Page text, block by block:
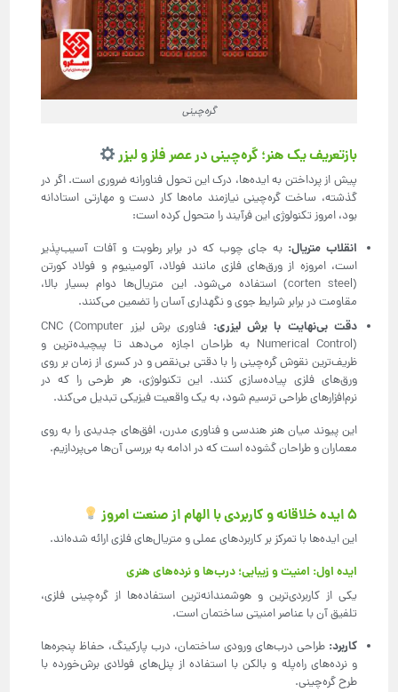
گره‌چینی
بازتعریف یک هنر؛ گره‌چینی در عصر فلز و لیزر
پیش از پرداختن به ایده‌ها، درک این تحول فناورانه ضروری است. اگر در
گذشته، ساخت گره‌چینی نیازمند ماه‌ها کار دست و مهارتی استادانه
بود، امروز تکنولوژی این فرآیند را متحول کرده است:
انقلاب متریال: به جای چوب که در برابر رطوبت و آفات آسیب‌پذیر
است، امروزه از ورق‌های فلزی مانند فولاد، آلومینیوم و فولاد کورتن
(corten steel) استفاده می‌شود. این متریال‌ها دوام بسیار بالا،
مقاومت در برابر شرایط جوی و نگهداری آسان را تضمین می‌کنند.
دقت بی‌نهایت با برش لیزری:
فناوری برش لیزر CNC (Computer
Numerical Control) به طراحان اجازه می‌دهد تا پیچیده‌ترین و
ظریف‌ترین نقوش گره‌چینی را با دقتی بی‌نقص و در کسری از زمان بر روی
ورق‌های فلزی پیاده‌سازی کنند. این تکنولوژی، هر طرحی را که در
نرم‌افزارهای طراحی ترسیم شود، به یک واقعیت فیزیکی تبدیل می‌کند.
این پیوند میان هنر هندسی و فناوری مدرن، افق‌های جدیدی را به روی
معماران و طراحان گشوده است که در ادامه به بررسی آن‌ها می‌پردازیم.
5 ایده خلاقانه و کاربردی با الهام از صنعت امروز
این ایده‌ها با تمرکز بر کاربردهای عملی و متریال‌های فلزی ارائه شده‌اند.
ایده اول: امنیت و زیبایی؛ درب‌ها و نرده‌های هنری
یکی از کاربردی‌ترین و هوشمندانه‌ترین استفاده‌ها از گره‌چینی فلزی،
تلفیق آن با عناصر امنیتی ساختمان است.
کاربرد: طراحی درب‌های ورودی ساختمان، درب پارکینگ، حفاظ پنجره‌ها
و نرده‌های راه‌پله و بالکن با استفاده از پنل‌های فولادی برش‌خورده با
طرح گره‌چینی.